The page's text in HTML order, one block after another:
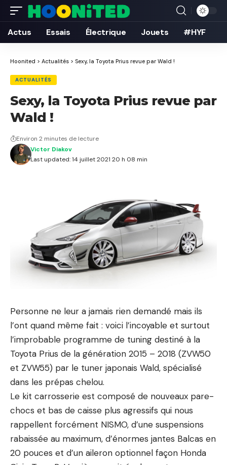
Actus Essais Électrique Jouets #HYF
Hoonited > Actualités > Sexy, la Toyota Prius revue par Wald !
ACTUALITÉS
Sexy, la Toyota Prius revue par
Wald !
Last updated: 14 juillet 2021 20 h 08 min
Victor Diakov
Environ 2 minutes de lecture
Personne ne leur a jamais rien demandé mais ils
l’ont quand même fait : voici l’incoyable et surtout
l’improbable programme de tuning destiné à la
Toyota Prius de la génération 2015 – 2018 (ZVW50
et ZVW55) par le tuner japonais Wald, spécialisé
dans les prépas chelou.
Le kit carrosserie est composé de nouveaux pare-
chocs et bas de caisse plus agressifs qui nous
rappellent forcément NISMO, d’une suspensions
rabaissée au maximum, d’énormes jantes Balcas en
20 pouces et d’un aileron optionnel façon Honda